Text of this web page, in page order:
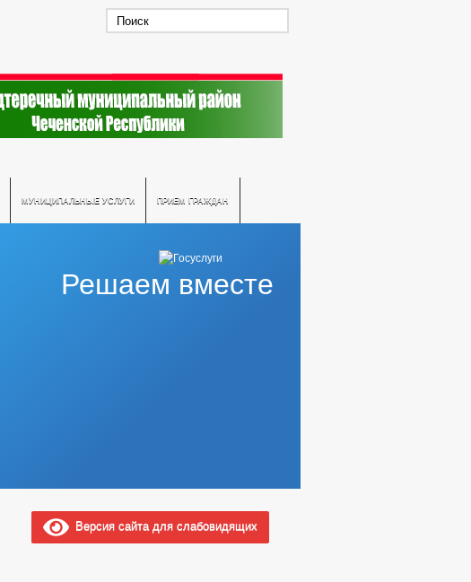
МУНИЦИПАЛЬНЫЕ УСЛУГИ ПРИЕМ ГРАЖДАН
Решаем вместе
Версия сайта для слабовидящих